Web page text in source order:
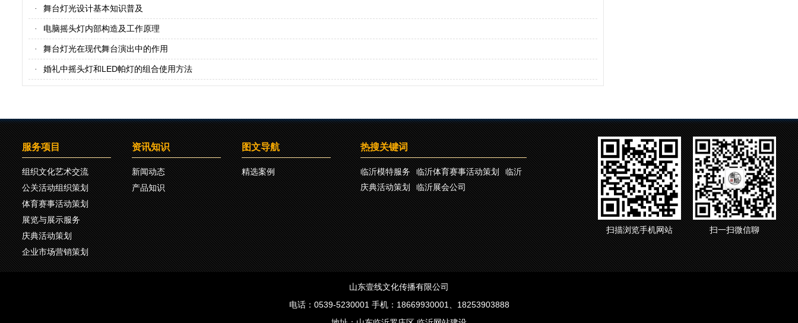
· 舞台灯光设计基本知识普及
· 电脑摇头灯内部构造及工作原理
· 舞台灯光在现代舞台演出中的作用
· 婚礼中摇头灯和LED帕灯的组合使用方法
服务项目
组织文化艺术交流
公关活动组织策划
体育赛事活动策划
展览与展示服务
庆典活动策划
企业市场营销策划
资讯知识
新闻动态
产品知识
图文导航
精选案例
热搜关键词
临沂模特服务 临沂体育赛事活动策划
临沂
庆典活动策划
临沂展会公司
扫描浏览手机网站 扫一扫微信聊
山东壹线文化传播有限公司
电话：0539-5230001 手机：18669930001、18253903888